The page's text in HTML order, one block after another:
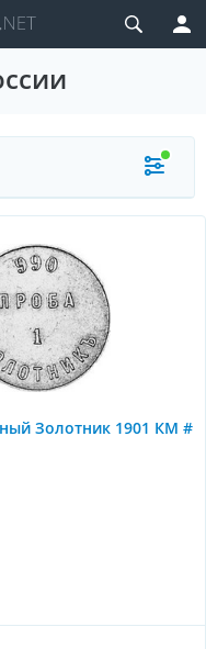
Золотник 1901 КМ #